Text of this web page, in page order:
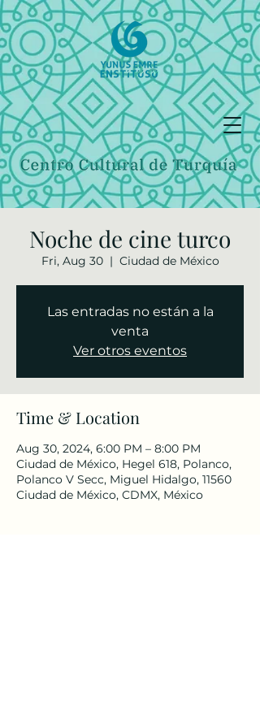
Noche de cine turco
Fri, Aug 30
  |
Ciudad de México
Las entradas no están a la
venta
Ver otros eventos
Time & Location
Aug 30, 2024, 6:00 PM – 8:00 PM
Ciudad de México, Hegel 618, Polanco,
Polanco V Secc, Miguel Hidalgo, 11560
Ciudad de México, CDMX, México